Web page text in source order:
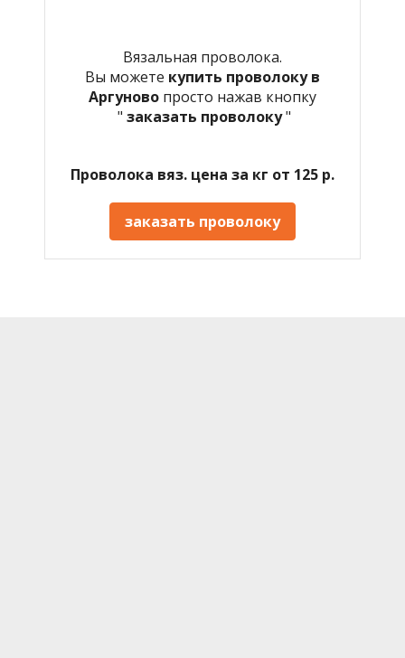
Вязальная проволока.
Вы можете купить проволоку в
Аргуново просто нажав кнопку
" заказать проволоку"
Проволока вяз. цена за кг от 125 р.
заказать проволоку